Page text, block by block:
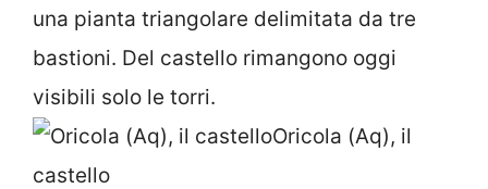
una pianta triangolare delimitata da tre
bastioni. Del castello rimangono oggi
visibili solo le torri.
Oricola (Aq), il
castello